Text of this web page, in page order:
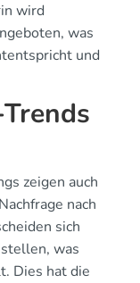
wird
was
und
zeigen auch
nach
sich
was
Dies hat die